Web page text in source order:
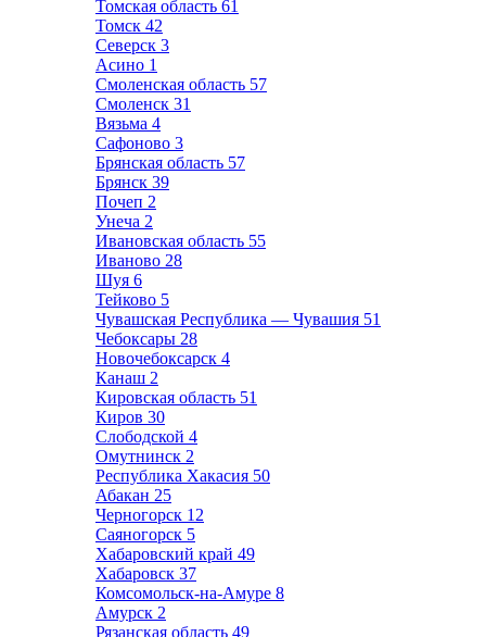
Томская область 61
Томск 42
Северск 3
Асино 1
Смоленская область 57
Смоленск 31
Вязьма 4
Сафоново 3
Брянская область 57
Брянск 39
Почеп 2
Унеча 2
Ивановская область 55
Иваново 28
Шуя 6
Тейково 5
Чувашская Республика — Чувашия 51
Чебоксары 28
Новочебоксарск 4
Канаш 2
Кировская область 51
Киров 30
Слободской 4
Омутнинск 2
Республика Хакасия 50
Абакан 25
Черногорск 12
Саяногорск 5
Хабаровский край 49
Хабаровск 37
Комсомольск-на-Амуре 8
Амурск 2
Рязанская область 49